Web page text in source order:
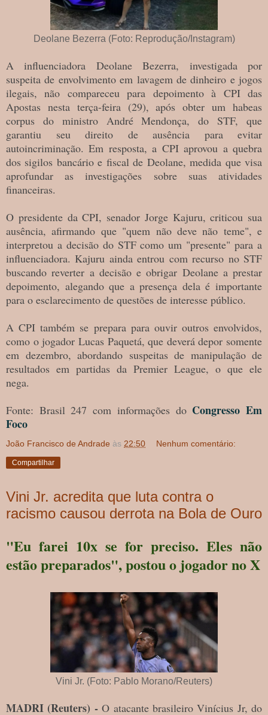
Deolane Bezerra (Foto: Reprodução/Instagram)
A influenciadora Deolane Bezerra, investigada por
suspeita de envolvimento em lavagem de dinheiro e jogos
ilegais, não compareceu para depoimento à CPI das
Apostas nesta terça-feira (29), após obter um habeas
corpus do ministro André Mendonça, do STF, que
garantiu seu direito de ausência para evitar
autoincriminação. Em resposta, a CPI aprovou a quebra
dos sigilos bancário e fiscal de Deolane, medida que visa
aprofundar as investigações sobre suas atividades
financeiras.
O presidente da CPI, senador Jorge Kajuru, criticou sua
ausência, afirmando que "quem não deve não teme", e
interpretou a decisão do STF como um "presente" para a
influenciadora. Kajuru ainda entrou com recurso no STF
buscando reverter a decisão e obrigar Deolane a prestar
depoimento, alegando que a presença dela é importante
para o esclarecimento de questões de interesse público.
A CPI também se prepara para ouvir outros envolvidos,
como o jogador Lucas Paquetá, que deverá depor somente
em dezembro, abordando suspeitas de manipulação de
resultados em partidas da Premier League, o que ele
nega.
Fonte: Brasil 247 com informações do Congresso Em
Foco
João Francisco de Andrade às 22:50 Nenhum comentário:
Compartilhar
Vini Jr. acredita que luta contra o
racismo causou derrota na Bola de Ouro
"Eu farei 10x se for preciso. Eles não
estão preparados", postou o jogador no X
Vini Jr. (Foto: Pablo Morano/Reuters)
MADRI (Reuters) -O atacante brasileiro Vinícius Jr, do